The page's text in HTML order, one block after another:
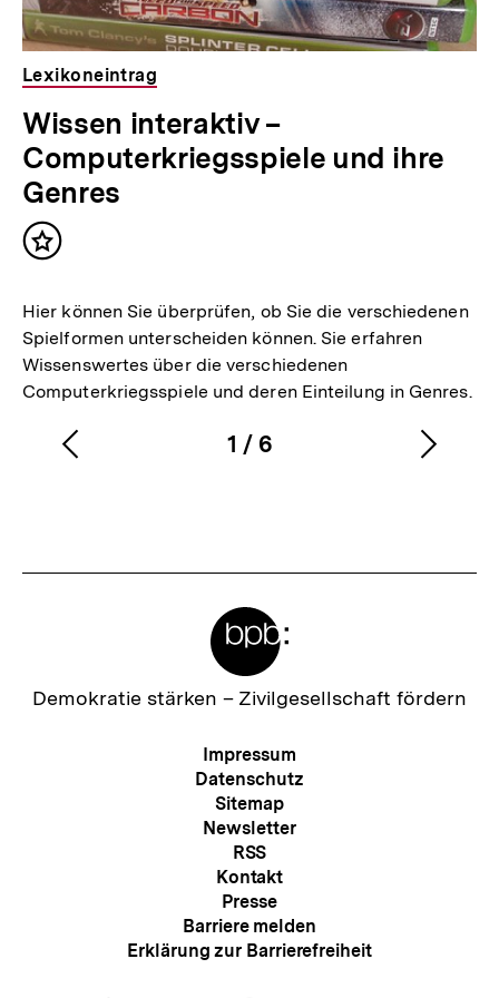
Lexikoneintrag
Wissen interaktiv –
Computerkriegsspiele und ihre
Genres
Inhalt
Hier können Sie überprüfen, ob Sie die verschiedenen
Spielformen unterscheiden können. Sie erfahren
Wissenswertes über die verschiedenen
Computerkriegsspiele und deren Einteilung in Genres.
Karussellinhalt
1
von
/ 6
Vorherigen
Zur
Demokratie stärken – Zivilgesellschaft fördern
Meta-
Navigation
Impressum
Datenschutz
Sitemap
Newsletter
RSS
Kontakt
Presse
Barriere melden
Erklärung zur Barrierefreiheit